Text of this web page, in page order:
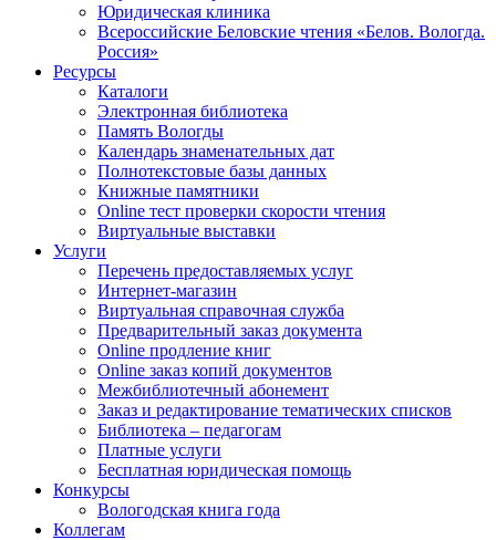
Юридическая клиника
Всероссийские Беловские чтения «Белов. Вологда.
Россия»
Ресурсы
Каталоги
Электронная библиотека
Память Вологды
Календарь знаменательных дат
Полнотекстовые базы данных
Книжные памятники
Online тест проверки скорости чтения
Виртуальные выставки
Услуги
Перечень предоставляемых услуг
Интернет-магазин
Виртуальная справочная служба
Предварительный заказ документа
Online продление книг
Online заказ копий документов
Межбиблиотечный абонемент
Заказ и редактирование тематических списков
Библиотека – педагогам
Платные услуги
Бесплатная юридическая помощь
Конкурсы
Вологодская книга года
Коллегам